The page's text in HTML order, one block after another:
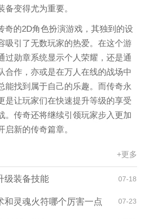
变得尤为重要。
奇的2D角色扮演游戏，其独到的设
吸引了无数玩家的热爱。在这个游
过勋章系统显示个人荣耀，还是通
合作，亦或是在万人在线的战场中
能找到属于自己的乐趣。而传奇永
是让玩家们在快速提升等级的享受
。传奇还将继续引领玩家步入更加
启新的传奇篇章。
+更多
级装备技能 07-18
和灵魂火符哪个厉害一点 07-23